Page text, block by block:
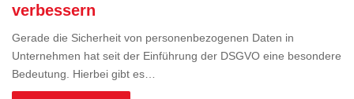
verbessern
Gerade die Sicherheit von personenbezogenen Daten in
Unternehmen hat seit der Einführung der DSGVO eine besondere
Bedeutung. Hierbei gibt es…